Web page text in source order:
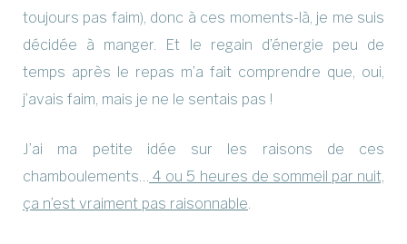
toujours pas faim), donc à ces moments-là, je me suis
décidée à manger. Et le regain d’énergie peu de
temps après le repas m’a fait comprendre que, oui,
j’avais faim, mais je ne le sentais pas !
J’ai ma petite idée sur les raisons de ces
chamboulements… 4 ou 5 heures de sommeil par nuit,
ça n’est vraiment pas raisonnable.